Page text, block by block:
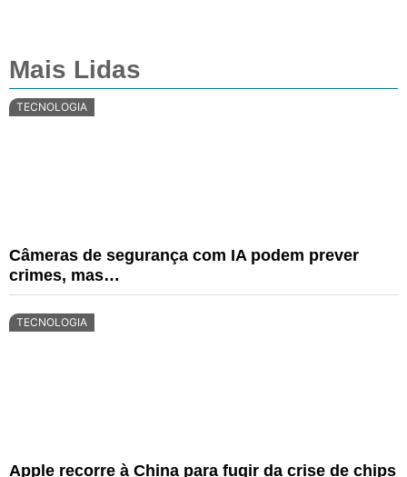
Mais Lidas
TECNOLOGIA
Câmeras de segurança com IA podem prever
crimes, mas…
TECNOLOGIA
Apple recorre à China para fugir da crise de chips